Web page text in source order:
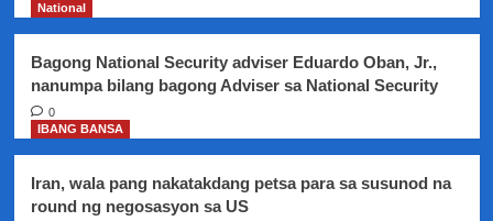
de
Lima,
Maria
Ressa
isyu
ng
EJK,
tahasang
pakikialam
National
Bagong National Security adviser Eduardo Oban, Jr.,
nanumpa bilang bagong Adviser sa National Security
0
IBANG BANSA
Iran, wala pang nakatakdang petsa para sa susunod na
round ng negosasyon sa US